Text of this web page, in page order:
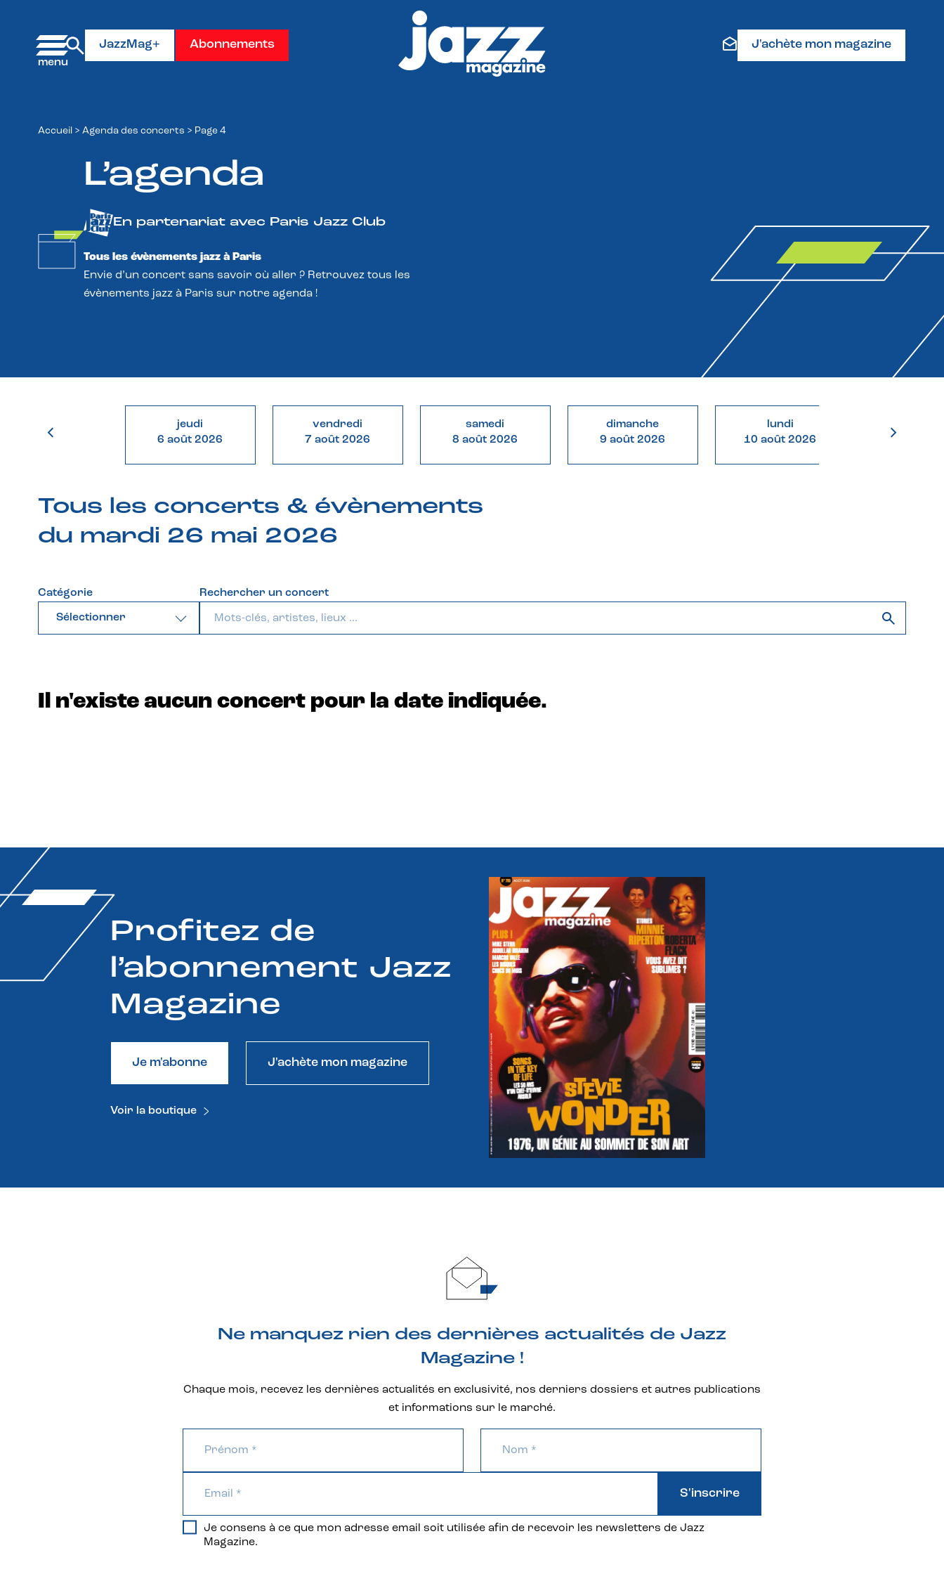
JazzMag+ Abonnements J'achète mon magazine
Accueil > Agenda des concerts > Page 4
L’agenda
En partenariat avec Paris Jazz Club
Tous les évènements jazz à Paris
Envie d’un concert sans savoir où aller ? Retrouvez tous les
évènements jazz à Paris sur notre agenda !
jeudi
6 août 2026
vendredi
7 août 2026
samedi
8 août 2026
dimanche
9 août 2026
lundi
10 août 2026
11 août
Tous les concerts & évènements
du mardi 26 mai 2026
Catégorie
Sélectionner
Rechercher un concert
Il n'existe aucun concert pour la date indiquée.
Profitez de
l’abonnement Jazz
Magazine
Je m'abonne J'achète mon magazine
Voir la boutique
Ne manquez rien des dernières actualités de Jazz
Magazine !
Chaque mois, recevez les dernières actualités en exclusivité, nos derniers dossiers et autres publications
et informations sur le marché.
Je consens à ce que mon adresse email soit utilisée afin de recevoir les newsletters de Jazz
Magazine.
S'inscrire